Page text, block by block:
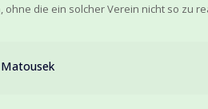
die ein solcher Verein nicht so zu